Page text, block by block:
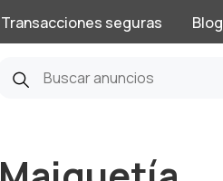
Transacciones seguras Blog